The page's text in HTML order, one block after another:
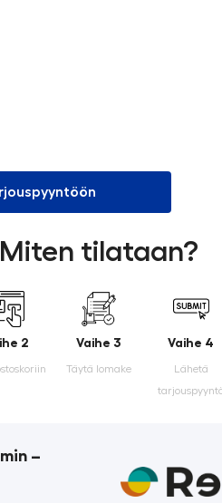
Miten tilataan?
2 Vaihe 3
Täytä lomake
Vaihe 4
Lähetä
­–